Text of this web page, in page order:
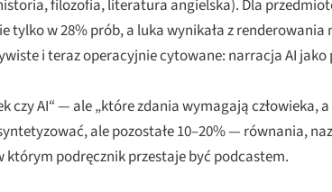
filozofia, literatura angielska). Dla
tylko w 28% prób, a luka wynikała z
i teraz operacyjnie cytowane: narracja AI
czy AI“ — ale „które zdania wymagają człowieka,
ale pozostałe 10–20% — równania,
podręcznik przestaje być podcastem.